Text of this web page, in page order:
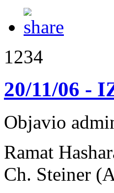
1234
20/11/06 -
Objavio
Ramat
Ch. Steiner